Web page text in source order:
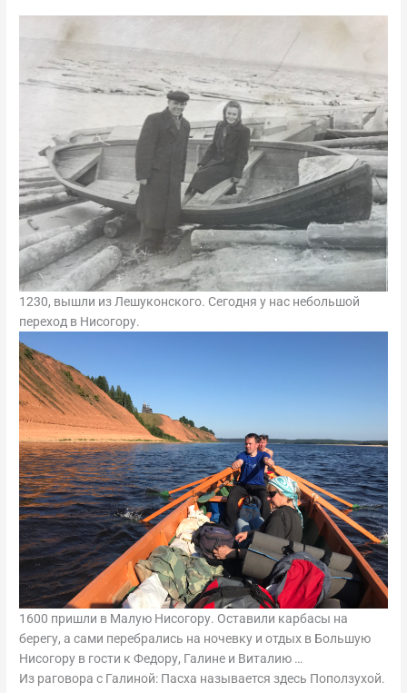
1230, вышли из Лешуконского. Сегодня у нас небольшой
переход в Нисогору.
1600 пришли в Малую Нисогору. Оставили карбасы на
берегу, а сами перебрались на ночевку и отдых в Большую
Нисогору в гости к Федору, Галине и Виталию …
Из раговора с Галиной: Пасха называется здесь Поползухой.